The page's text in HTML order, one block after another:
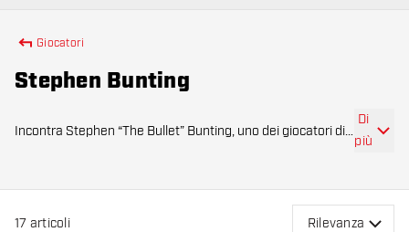
Giocatori
Stephen Bunting
Incontra Stephen “The Bullet” Bunting, uno dei giocatori di
sul palco, Bunting ha cost
Di
più
17 articoli Rilevanza